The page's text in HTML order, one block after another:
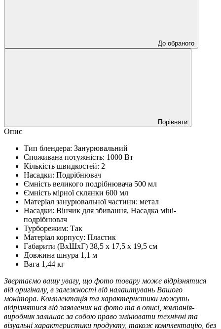
До обраного
Порівняти
Опис
Тип блендера: Занурювальний
Споживана потужність: 1000 Вт
Кількість швидкостей: 2
Насадки: Подрібнювач
Ємність великого подрібнювача 500 мл
Ємність мірної склянки 600 мл
Матеріал занурювальної частини: метал
Насадки: Вінчик для збивання, Насадка міні-
подрібнювач
Турборежим: Так
Матеріал корпусу: Пластик
Габарити (ВхШхГ) 38,5 х 17,5 х 19,5 см
Довжина шнура 1,1 м
Вага 1,44 кг
Звертаємо вашу увагу, що фото товару може відрізнятися
від оригіналу, в залежності від налаштувань Вашого
монітора. Комплектація та характеристики можуть
відрізнятися від заявлених на фото та в описі, компанія-
виробник залишає за собою право змінювати технічні та
візуальні характеристики продукту, також комплектацію, без